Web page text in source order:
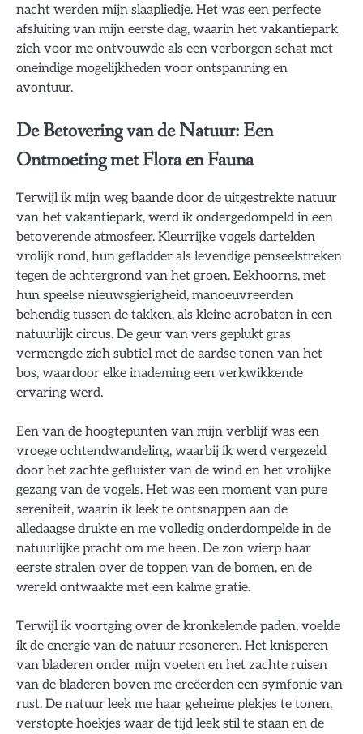
nacht werden mijn slaapliedje. Het was een perfecte
afsluiting van mijn eerste dag, waarin het vakantiepark
zich voor me ontvouwde als een verborgen schat met
oneindige mogelijkheden voor ontspanning en
avontuur.
De Betovering van de Natuur: Een
Ontmoeting met Flora en Fauna
Terwijl ik mijn weg baande door de uitgestrekte natuur
van het vakantiepark, werd ik ondergedompeld in een
betoverende atmosfeer. Kleurrijke vogels dartelden
vrolijk rond, hun gefladder als levendige penseelstreken
tegen de achtergrond van het groen. Eekhoorns, met
hun speelse nieuwsgierigheid, manoeuvreerden
behendig tussen de takken, als kleine acrobaten in een
natuurlijk circus. De geur van vers geplukt gras
vermengde zich subtiel met de aardse tonen van het
bos, waardoor elke inademing een verkwikkende
ervaring werd.
Een van de hoogtepunten van mijn verblijf was een
vroege ochtendwandeling, waarbij ik werd vergezeld
door het zachte gefluister van de wind en het vrolijke
gezang van de vogels. Het was een moment van pure
sereniteit, waarin ik leek te ontsnappen aan de
alledaagse drukte en me volledig onderdompelde in de
natuurlijke pracht om me heen. De zon wierp haar
eerste stralen over de toppen van de bomen, en de
wereld ontwaakte met een kalme gratie.
Terwijl ik voortging over de kronkelende paden, voelde
ik de energie van de natuur resoneren. Het knisperen
van bladeren onder mijn voeten en het zachte ruisen
van de bladeren boven me creëerden een symfonie van
rust. De natuur leek me haar geheime plekjes te tonen,
verstopte hoekjes waar de tijd leek stil te staan en de